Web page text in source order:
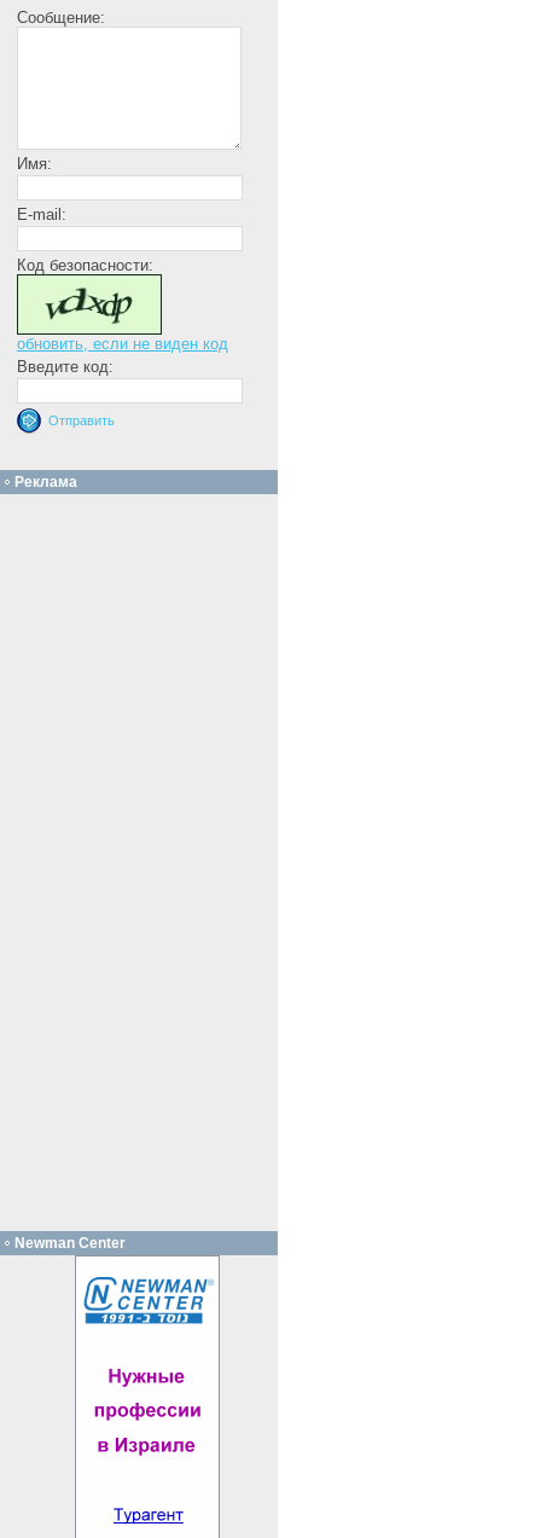
Сообщение:
Имя:
E-mail:
Код безопасности:
обновить, если не виден код
Введите код:
Реклама
Newman Center